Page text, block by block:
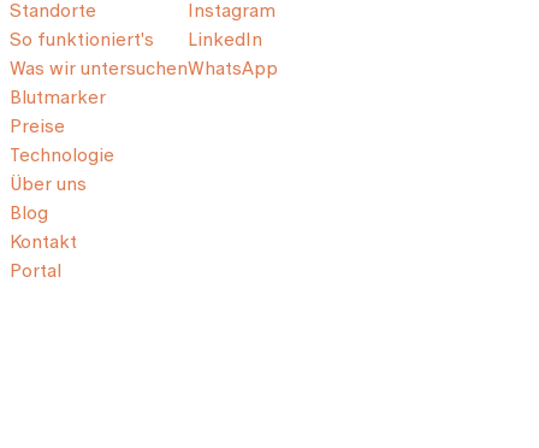
Standorte
So funktioniert's
Was wir untersuchen
Blutmarker
Preise
Technologie
Über uns
Blog
Kontakt
Portal
Instagram
LinkedIn
WhatsApp